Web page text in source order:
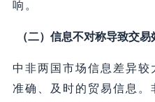
响。
（二）信息不对称导致交易
中非两国市场信息差异较
准确、及时的贸易信息。